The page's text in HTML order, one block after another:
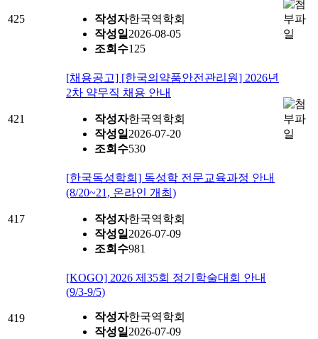
425 작성자한국역학회
작성일 2026-08-05
조회수125
421
[채용공고] [한국의약품안전관리원] 2026년
2차 약무직 채용 안내
작성자한국역학회
작성일 2026-07-20
조회수530
417
[한국독성학회] 독성학 전문교육과정 안내
(8/20~21, 온라인 개최)
작성자한국역학회
작성일 2026-07-09
조회수981
419
[KOGO] 2026 제35회 정기학술대회 안내
(9/3-9/5)
작성자한국역학회
작성일 2026-07-09